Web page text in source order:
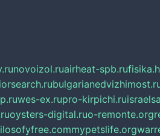
novoizol.ruairheat-spb.ru
wes-ex.rupro-kirpichi.ru
oysters-digital.ruo-remonte.org
mypetslife.org